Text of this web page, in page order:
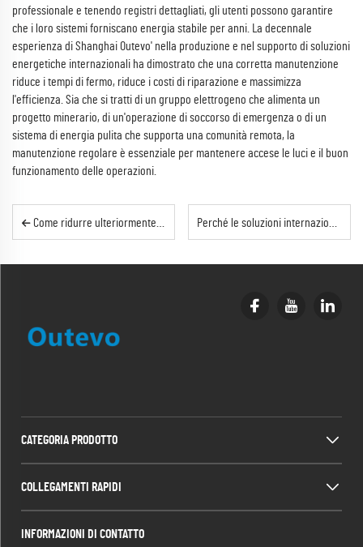
professionale e tenendo registri dettagliati, gli utenti possono garantire
che i loro sistemi forniscano energia stabile per anni. La decennale
esperienza di Shanghai Outevo' nella produzione e nel supporto di soluzioni
energetiche internazionali ha dimostrato che una corretta manutenzione
riduce i tempi di fermo, riduce i costi di riparazione e massimizza
l'efficienza. Sia che si tratti di un gruppo elettrogeno che alimenta un
progetto minerario, di un'operazione di soccorso di emergenza o di un
sistema di energia pulita che supporta una comunità remota, la
manutenzione regolare è essenziale per mantenere accese le luci e il buon
funzionamento delle operazioni.
Come ridurre ulteriormente il rumore quando si utilizza un gruppo elettrogeno silenzioso in casa?
CATEGORIA PRODOTTO
COLLEGAMENTI RAPIDI
INFORMAZIONI DI CONTATTO